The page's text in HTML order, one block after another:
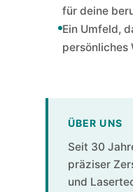
für deine
Ein Umfeld,
persönliches
ÜBER UNS
Seit 30
präziser
und